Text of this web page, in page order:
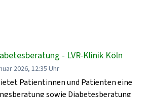
- LVR-Klinik Köln
2026, 12:35 Uhr
Patientinnen und Patienten eine
sowie Diabetesberatung